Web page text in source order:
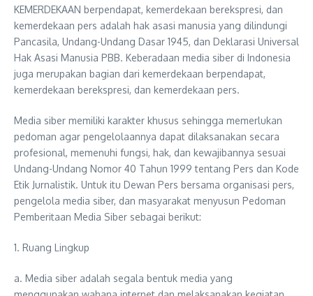
KEMERDEKAAN berpendapat, kemerdekaan berekspresi, dan
kemerdekaan pers adalah hak asasi manusia yang dilindungi
Pancasila, Undang-Undang Dasar 1945, dan Deklarasi Universal
Hak Asasi Manusia PBB. Keberadaan media siber di Indonesia
juga merupakan bagian dari kemerdekaan berpendapat,
kemerdekaan berekspresi, dan kemerdekaan pers.
Media siber memiliki karakter khusus sehingga memerlukan
pedoman agar pengelolaannya dapat dilaksanakan secara
profesional, memenuhi fungsi, hak, dan kewajibannya sesuai
Undang-Undang Nomor 40 Tahun 1999 tentang Pers dan Kode
Etik Jurnalistik. Untuk itu Dewan Pers bersama organisasi pers,
pengelola media siber, dan masyarakat menyusun Pedoman
Pemberitaan Media Siber sebagai berikut:
1. Ruang Lingkup
a. Media siber adalah segala bentuk media yang